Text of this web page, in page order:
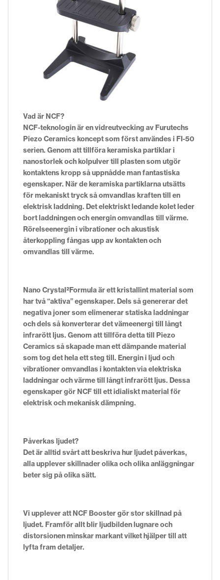
Vad är NCF?
NCF-teknologin är en vidreutvecking av Furutechs
Piezo Ceramics koncept som först användes i FI-50
serien. Genom att tillföra keramiska partiklar i
nanostorlek och kolpulver till plasten som utgör
kontaktens kropp så uppnådde man fantastiska
egenskaper. När de keramiska partiklarna utsätts
för mekaniskt tryck så omvandlas kraften till en
elektrisk laddning. Det elektriskt ledande kolet leder
bort laddningen och energin omvandlas till värme.
Rörelseenergin i vibrationer och akustisk
återkoppling fångas upp av kontakten och
omvandlas till värme.
Nano Crystal²Formula är ett kristallint material som
har två “aktiva” egenskaper. Dels så genererar det
negativa joner som elimenerar statiska laddningar
och dels så konverterar det vämeenergi till långt
infrarött ljus. Genom att tillföra detta till Piezo
Ceramics så skapade man ett dämpande material
som tog det hela ett steg till. Energin i ljud och
vibrationer omvandlas i kontakten via elektriska
laddningar och värme till långt infrarött ljus. Dessa
egenskaper gör NCF till ett idialiskt material för
elektrisk och mekanisk dämpning.
Påverkas ljudet?
Det är alltid svårt att beskriva hur ljudet påverkas,
alla upplever skillnader olika och olika anläggningar
beter sig på olika sätt.
Vi upplever att NCF Booster gör stor skillnad på
ljudet. Framför allt blir ljudbilden lugnare och
distorsionen minskar markant vilket hjälper till att
lyfta fram detaljer.